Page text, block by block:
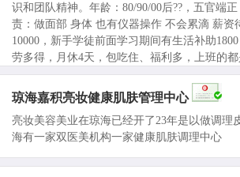
识和团队精神。年龄：80/90/00后??，五官端
责：做面部 身体 也有仪器操作 不会累滴 薪资
10000，新手学徒前面学习期间有生活补助
劳多得，月休4天，包吃住、福利多，上班的
琼海嘉积亮妆健康肌肤管理中心
亮妆美容美业在琼海已经开了23年是以做调理
海有一家双医美机构一家健康肌肤调理中心